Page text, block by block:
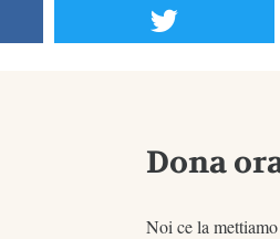
Dona
Noi ce la